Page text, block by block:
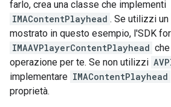
farlo, crea una classe che implementi
IMAContentPlayhead . Se utilizzi un
mostrato in questo esempio, l'SDK
IMAAVPlayerContentPlayhead
operazione per te. Se non utilizzi
implementare IMAContentPlayhead
proprietà.